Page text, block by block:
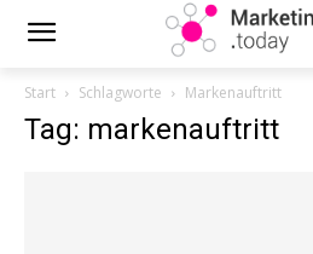
Start Schlagworte Markenauftritt
Tag: markenauftritt